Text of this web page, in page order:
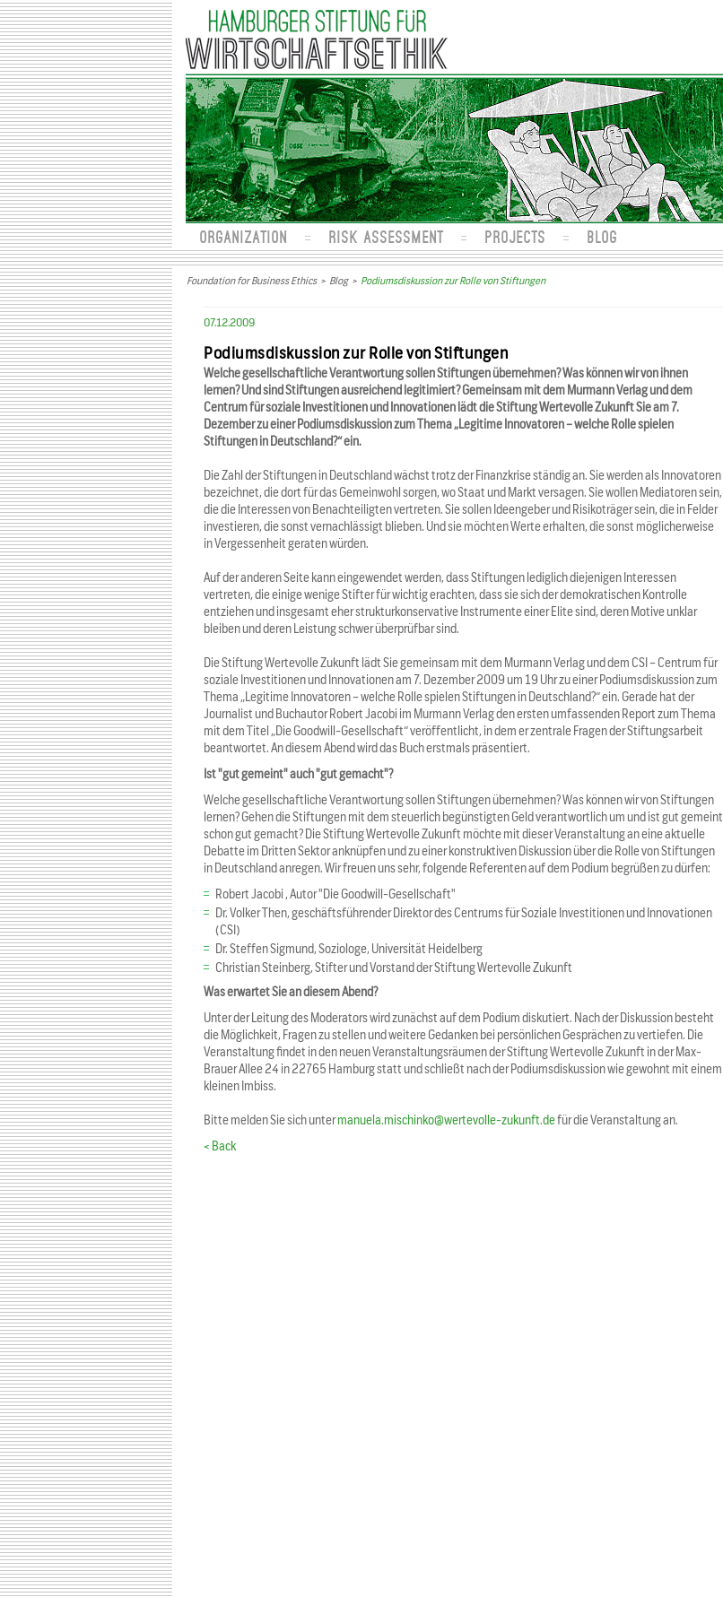
ORGANIZATION RISK ASSESSMENT PROJECTS BLOG
Foundation for Business Ethics> Blog> Podiumsdiskussion zur Rolle von Stiftungen
07.12.2009
Podiumsdiskussion zur Rolle von Stiftungen
Welche gesellschaftliche Verantwortung sollen Stiftungen übernehmen? Was können wir von ihnen
lernen? Und sind Stiftungen ausreichend legitimiert? Gemeinsam mit dem Murmann Verlag und dem
Centrum für soziale Investitionen und Innovationen lädt die Stiftung Wertevolle Zukunft Sie am 7.
Dezember zu einer Podiumsdiskussion zum Thema „Legitime Innovatoren – welche Rolle spielen
Stiftungen in Deutschland?“ ein.
Die Zahl der Stiftungen in Deutschland wächst trotz der Finanzkrise ständig an. Sie werden als Innovatoren
bezeichnet, die dort für das Gemeinwohl sorgen, wo Staat und Markt versagen. Sie wollen Mediatoren sein,
die die Interessen von Benachteiligten vertreten. Sie sollen Ideengeber und Risikoträger sein, die in Felder
investieren, die sonst vernachlässigt blieben. Und sie möchten Werte erhalten, die sonst möglicherweise
in Vergessenheit geraten würden.
Auf der anderen Seite kann eingewendet werden, dass Stiftungen lediglich diejenigen Interessen
vertreten, die einige wenige Stifter für wichtig erachten, dass sie sich der demokratischen Kontrolle
entziehen und insgesamt eher strukturkonservative Instrumente einer Elite sind, deren Motive unklar
bleiben und deren Leistung schwer überprüfbar sind.
Die Stiftung Wertevolle Zukunft lädt Sie gemeinsam mit dem Murmann Verlag und dem CSI – Centrum für
soziale Investitionen und Innovationen am 7. Dezember 2009 um 19 Uhr zu einer Podiumsdiskussion zum
Thema „Legitime Innovatoren – welche Rolle spielen Stiftungen in Deutschland?“ ein. Gerade hat der
Journalist und Buchautor Robert Jacobi im Murmann Verlag den ersten umfassenden Report zum Thema
mit dem Titel „Die Goodwill-Gesellschaft“ veröffentlicht, in dem er zentrale Fragen der Stiftungsarbeit
beantwortet. An diesem Abend wird das Buch erstmals präsentiert.
Ist "gut gemeint" auch "gut gemacht"?
Welche gesellschaftliche Verantwortung sollen Stiftungen übernehmen? Was können wir von Stiftungen
lernen? Gehen die Stiftungen mit dem steuerlich begünstigten Geld verantwortlich um und ist gut gemeint
schon gut gemacht? Die Stiftung Wertevolle Zukunft möchte mit dieser Veranstaltung an eine aktuelle
Debatte im Dritten Sektor anknüpfen und zu einer konstruktiven Diskussion über die Rolle von Stiftungen
in Deutschland anregen. Wir freuen uns sehr, folgende Referenten auf dem Podium begrüßen zu dürfen:
Robert Jacobi , Autor "Die Goodwill-Gesellschaft"
Dr. Volker Then, geschäftsführender Direktor des Centrums für Soziale Investitionen und Innovationen
(CSI)
Dr. Steffen Sigmund, Soziologe, Universität Heidelberg
Christian Steinberg, Stifter und Vorstand der Stiftung Wertevolle Zukunft
Was erwartet Sie an diesem Abend?
Unter der Leitung des Moderators wird zunächst auf dem Podium diskutiert. Nach der Diskussion besteht
die Möglichkeit, Fragen zu stellen und weitere Gedanken bei persönlichen Gesprächen zu vertiefen. Die
Veranstaltung findet in den neuen Veranstaltungsräumen der Stiftung Wertevolle Zukunft in der Max-
Brauer Allee 24 in 22765 Hamburg statt und schließt nach der Podiumsdiskussion wie gewohnt mit einem
kleinen Imbiss.
Bitte melden Sie sich untermanuela.mischinko@wertevolle-zukunft.defür die Veranstaltung an.
< Back